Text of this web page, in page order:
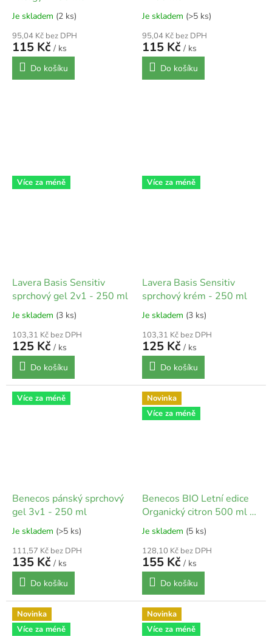
Je skladem (2 ks)
95,04 Kč bez DPH
115 Kč / ks
Do košíku
Je skladem (>5 ks)
95,04 Kč bez DPH
115 Kč / ks
Do košíku
Více za méně
Lavera Basis Sensitiv
sprchový gel 2v1 - 250 ml
Je skladem (3 ks)
103,31 Kč bez DPH
125 Kč / ks
Do košíku
Více za méně
Lavera Basis Sensitiv
sprchový krém - 250 ml
Je skladem (3 ks)
103,31 Kč bez DPH
125 Kč / ks
Do košíku
Více za méně
Benecos pánský sprchový
gel 3v1 - 250 ml
Je skladem (>5 ks)
111,57 Kč bez DPH
135 Kč / ks
Do košíku
Novinka
Více za méně
Benecos BIO Letní edice
Organický citron 500 ml -
2v1 - 500 ml
Je skladem (5 ks)
128,10 Kč bez DPH
155 Kč / ks
Do košíku
Novinka
Více za méně
Novinka
Více za méně